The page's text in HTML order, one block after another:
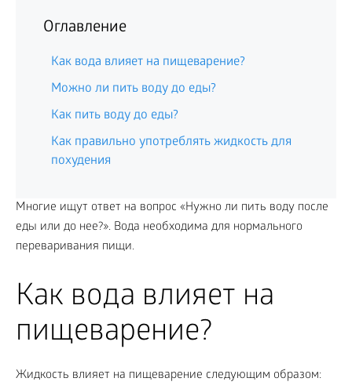
Оглавление
Как вода влияет на пищеварение?
Можно ли пить воду до еды?
Как пить воду до еды?
Как правильно употреблять жидкость для
похудения
Многие ищут ответ на вопрос «Нужно ли пить воду после
еды или до нее?». Вода необходима для нормального
переваривания пищи.
Как вода влияет на
пищеварение?
Жидкость влияет на пищеварение следующим образом: